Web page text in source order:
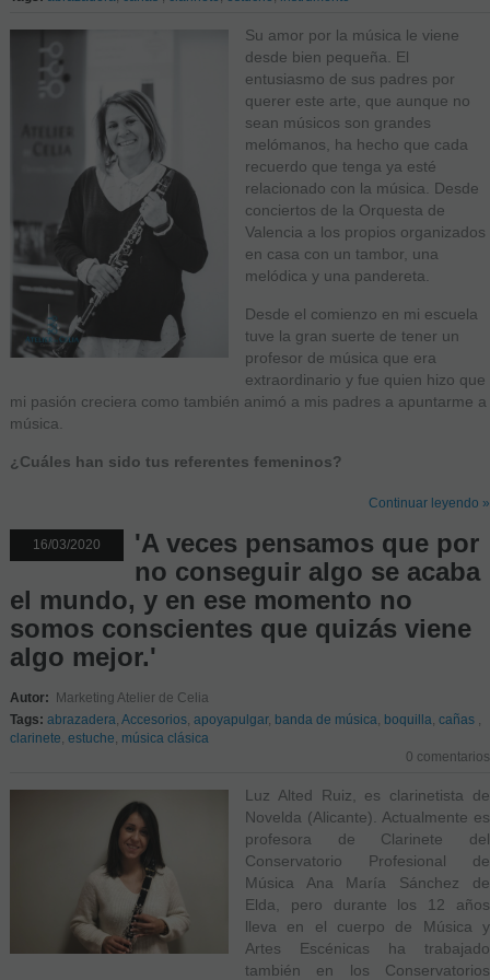
Su amor por la música le viene
desde bien pequeña. El
entusiasmo de sus padres por
querer este arte, que aunque no
sean músicos son grandes
melómanos, ha hecho que cada
recuerdo que tenga ya esté
relacionado con la música. Desde
conciertos de la Orquesta de
Valencia a los propios organizados
en casa con un tambor, una
melódica y una pandereta.
Desde el comienzo en mi escuela
tuve la gran suerte de tener un
profesor de música que era
extraordinario y fue quien hizo que
mi pasión creciera como también animó a mis padres a apuntarme a
música.
¿Cuáles han sido tus referentes femeninos?
Continuar leyendo »
16/03/2020
'A veces pensamos que por
no conseguir algo se acaba
el mundo, y en ese momento no
somos conscientes que quizás viene
algo mejor.'
Autor: Marketing Atelier de Celia
Tags: abrazadera Accesorios, apoyapulgar, banda de música boquilla cañas
clarinete estuche música clásica
0 comentarios
Luz Alted Ruiz, es clarinetista de
Novelda (Alicante). Actualmente es
profesora de Clarinete del
Conservatorio Profesional de
Música Ana María Sánchez de
Elda, pero durante los 12 años
lleva en el cuerpo de Música y
Artes Escénicas ha trabajado
también en los Conservatorios